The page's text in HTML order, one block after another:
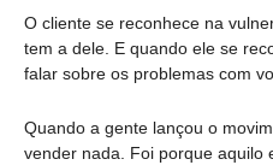
O cliente se reconhece na
tem a dele. E quando ele se
falar sobre os problemas com
Quando a gente lançou o
vender nada. Foi porque aquilo